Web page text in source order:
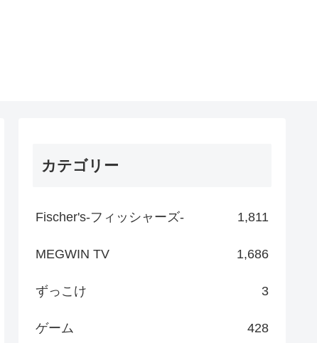
カテゴリー
Fischer's-フィッシャーズ- 1,811
MEGWIN TV 1,686
ずっこけ 3
ゲーム 428